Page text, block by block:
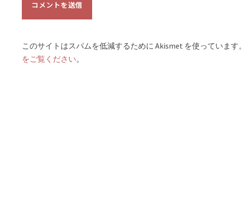
このサイトはスパムを低減するために Akismet を使っています。
をご覧ください。